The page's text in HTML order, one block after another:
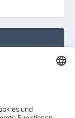
Angebote